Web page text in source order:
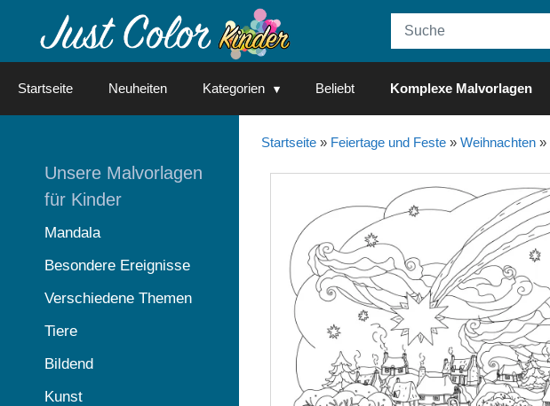
Startseite Neuheiten Kategorien Beliebt Komplexe Malvorlagen
Startseite» Feiertage und Feste» Weihnachten»
Unsere Malvorlagen
für Kinder
Mandala
Besondere Ereignisse
Verschiedene Themen
Tiere
Bildend
Kunst